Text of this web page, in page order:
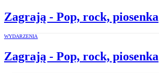
Zagrają - Pop, rock, piosenka
WYDARZENIA
Zagrają - Pop, rock, piosenka